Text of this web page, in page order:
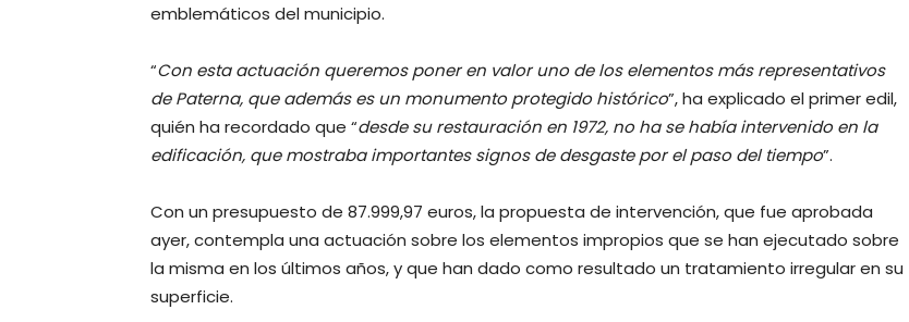
emblemáticos del municipio.
“Con esta actuación queremos poner en valor uno de los elementos más representativos
de Paterna, que además es un monumento protegido histórico”, ha explicado el primer edil,
quién ha recordado que “desde su restauración en 1972, no ha se había intervenido en la
edificación, que mostraba importantes signos de desgaste por el paso del tiempo”.
Con un presupuesto de 87.999,97 euros, la propuesta de intervención, que fue aprobada
ayer, contempla una actuación sobre los elementos impropios que se han ejecutado sobre
la misma en los últimos años, y que han dado como resultado un tratamiento irregular en su
superficie.